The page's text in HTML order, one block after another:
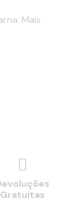
Mais
Gratuitas